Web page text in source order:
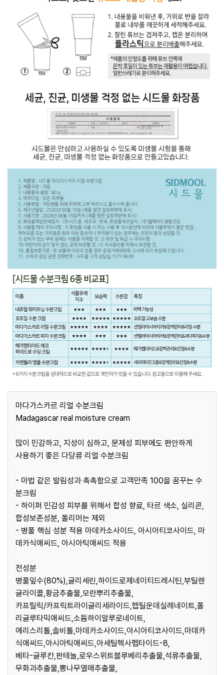
마다가스카르 리얼 수분크림
Madagascar real moisture cream
많이 민감하고, 지성이 심하고, 문제성 피부에도 편안하게
사용하기 좋은 다당류 리얼 수분크림
- 마법 같은 발림성과 촉촉함으로 고객만족 100을 꿈꾸는 수
분크림
- 하이퍼 민감성 피부를 위해서 합성 향료, 타르 색소, 실리콘,
합성보존성분, 폴리머는 제외
- 병풀 핵심 성분 적용 마데카소사이드, 아시아티코사이드, 마
데카식애씨드, 아시아틱애씨드 적용
전성분
병풀잎수(80%),글리세린,하이드로제네이티드레시틴,부틸렌
글라이콜,황금추출물,모란뿌리추출물,
카프릴릭/카프릭트라이글리세라이드,헵틸운데실레네이트,폴
리글루타믹애씨드,소듐하이알루로네이트,
에리스리톨,솔비톨,마데카소사이드,아시아티코사이드,마데카
식애씨드,아시아틱애씨드,아세틸헥사펩타이드-8,
베타-글루칸,판테놀,로우스위트블루베리추출물,석류추출물,
무화과추출물,뽕나무열매추출물,